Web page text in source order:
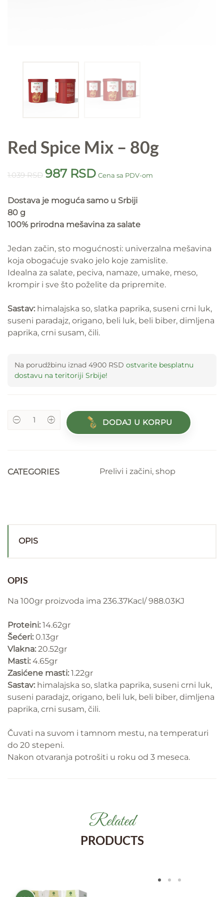
Red Spice Mix – 80g
1.039RSD
Originalna
bila:
987 RSDTrenutna
987 RSD.
Cena sa PDV-om
Dostava je moguća samo u Srbiji
80 g
100% prirodna mešavina za salate
Jedan začin, sto mogućnosti: univerzalna mešavina
koja obogaćuje svako jelo koje zamislite.
Idealna za salate, peciva, namaze, umake, meso,
krompir i sve što poželite da pripremite.
Sastav: himalajska so, slatka paprika, suseni crni luk,
suseni paradajz, origano, beli luk, beli biber, dimljena
paprika, crni susam, čili.
Na porudžbinu iznad 4900 RSD ostvarite besplatnu
dostavu na teritoriji Srbije!
Red
DODAJ U KORPU
CATEGORIES Prelivi i začini, shop
OPIS
OPIS
Na 100gr proizvoda ima 236.37Kacl/ 988.03KJ
Proteini: 14.62gr
Šećeri: 0.13gr
Vlakna: 20.52gr
Masti: 4.65gr
Zasićene masti: 1.22gr
Sastav: himalajska so, slatka paprika, suseni crni luk,
suseni paradajz, origano, beli luk, beli biber, dimljena
paprika, crni susam, čili.
Čuvati na suvom i tamnom mestu, na temperaturi
do 20 stepeni.
Nakon otvaranja potrošiti u roku od 3 meseca.
Related
PRODUCTS